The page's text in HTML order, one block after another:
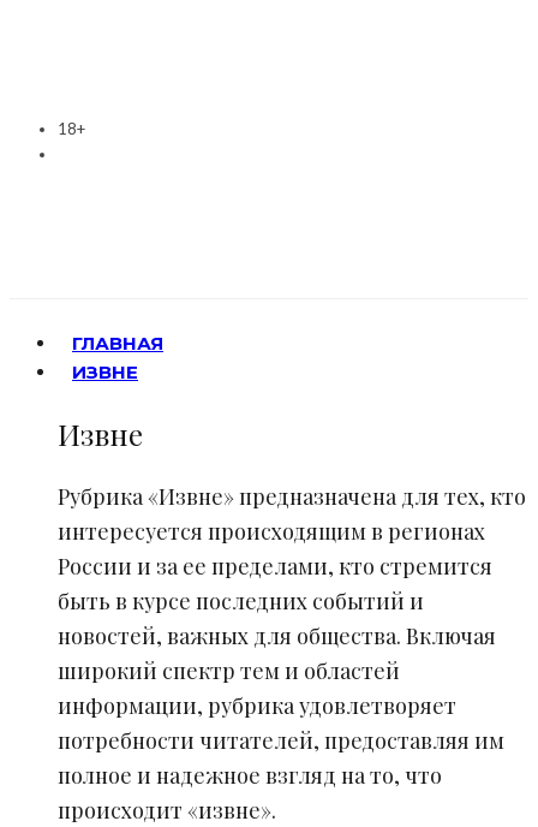
18+
ГЛАВНАЯ
ИЗВНЕ
Извне
Рубрика «Извне» предназначена для тех, кто
интересуется происходящим в регионах
России и за ее пределами, кто стремится
быть в курсе последних событий и
новостей, важных для общества. Включая
широкий спектр тем и областей
информации, рубрика удовлетворяет
потребности читателей, предоставляя им
полное и надежное взгляд на то, что
происходит «извне».